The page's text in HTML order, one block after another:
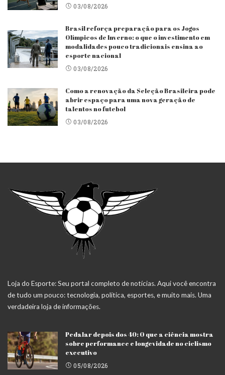
03/08/2026
Brasil reforça preparação para os Jogos
Olímpicos de Inverno: o que o investimento em
modalidades pouco tradicionais ensina ao
esporte nacional
03/08/2026
Como a renovação da Seleção Brasileira pode
abrir espaço para uma nova geração de
talentos no futebol
03/08/2026
Loja do Esporte: Seu portal completo de notícias. Aqui você encontra
de tudo um pouco: tecnologia, política, esportes, e muito mais. Uma
verdadeira loja de informações.
Pedalar depois dos 40: O que a ciência mostra
sobre performance e longevidade no ciclismo
executivo
05/08/2026